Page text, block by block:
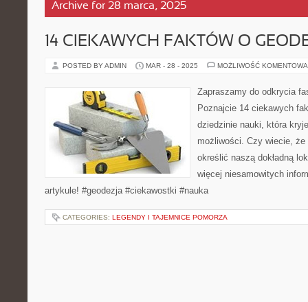
Archive for 28 marca, 2025
14 CIEKAWYCH FAKTÓW O
POSTED BY ADMIN MAR - 28 - 2025 MOŻLIWOŚĆ
Zapraszamy do odkrycia
Poznajcie 14 ciekawych
dziedzinie nauki, która
możliwości. Czy wiecie, że
określić naszą dokładną
więcej niesamowitych
artykule! #geodezja #ciekawostki #nauka
CATEGORIES: LEGENDY I TAJEMNICE POMORZA